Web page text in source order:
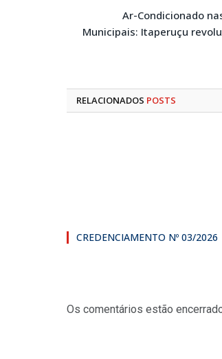
Ar-Condicionado
Municipais: Itaperuçu
RELACIONADOS POSTS
CREDENCIAMENTO Nº 03/2026
Os comentários estão